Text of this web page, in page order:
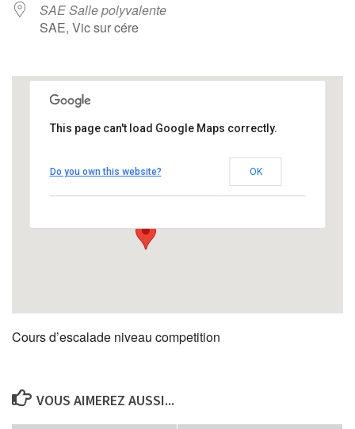
SAE Salle polyvalente
SAE, Vic sur cére
Évènements
This page can't load Google Maps correctly.
Do you own this website? OK
Cours d’escalade niveau competition
VOUS AIMEREZ AUSSI...